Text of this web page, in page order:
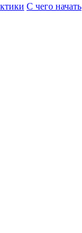
С чего начать